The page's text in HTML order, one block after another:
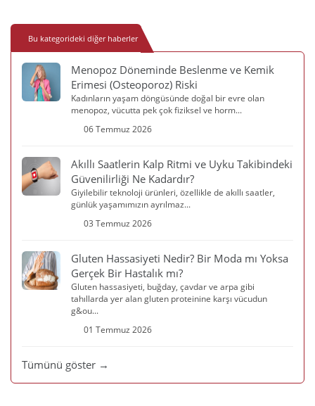
Bu kategorideki diğer haberler
Menopoz Döneminde Beslenme ve Kemik
Erimesi (Osteoporoz) Riski
Kadınların yaşam döngüsünde doğal bir evre olan
menopoz, vücutta pek çok fiziksel ve horm...
06 Temmuz 2026
Akıllı Saatlerin Kalp Ritmi ve Uyku Takibindeki
Güvenilirliği Ne Kadardır?
Giyilebilir teknoloji ürünleri, özellikle de akıllı saatler,
günlük yaşamımızın ayrılmaz...
03 Temmuz 2026
Gluten Hassasiyeti Nedir? Bir Moda mı Yoksa
Gerçek Bir Hastalık mı?
Gluten hassasiyeti, buğday, çavdar ve arpa gibi
tahıllarda yer alan gluten proteinine karşı vücudun
g&ou...
01 Temmuz 2026
Tümünü göster →